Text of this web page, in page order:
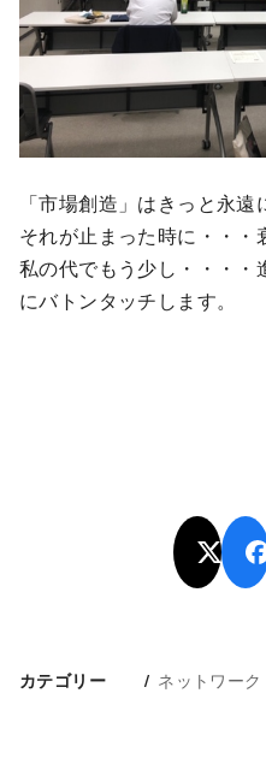
「市場創造」はきっと永遠
それが止まった時に・・・
私の代でもう少し・・・・
にバトンタッチします。
カテゴリー ネットワーク